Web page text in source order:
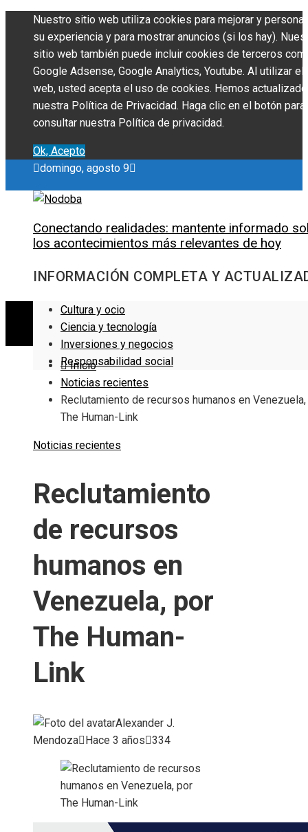
Nuestro sitio web utiliza cookies para mejorar y
su experiencia y para mostrar anuncios (si los hay).
sitio web también puede incluir cookies de terceros
Google Adsense, Google Analytics, Youtube. Al utilizar
web, usted acepta el uso de cookies. Hemos actualizado
nuestra Política de Privacidad. Haga clic en el botón para
consultar nuestra Política de privacidad.
Ok, Acepto
domingo, agosto 9
Conectando realidades: mantente informado
los acontecimientos más relevantes de hoy
INFORMACIÓN COMPLETA Y
Cultura y ocio
Ciencia y tecnología
Inversiones y negocios
Responsabilidad social
Inicio
Noticias recientes
Reclutamiento de recursos humanos en
The Human-Link
Noticias recientes
Reclutamiento
de recursos
humanos en
Venezuela, por
The Human-
Link
Alexander J.
Mendoza Hace 3 años 334